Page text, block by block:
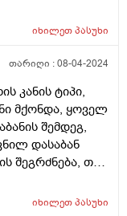
იხილეთპასუხი
თარიღი :08-04-2024
კანის ტიპი,
მქონდა, ყოველ
შემდეგ,
დასაბან
შეგრძნება, თუ
შუბლზეც
იხილეთპასუხი